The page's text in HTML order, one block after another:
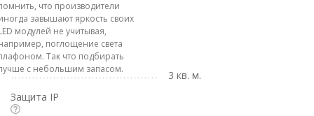
что производители
завышают яркость своих
модулей не учитывая,
поглощение света
Так что подбирать
с небольшим запасом.
3 кв. м.
Защита IP